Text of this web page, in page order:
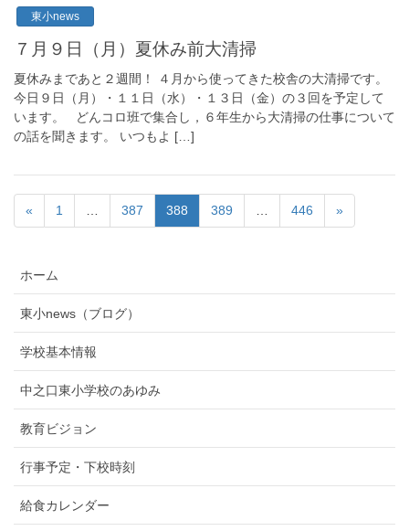
東小news
７月９日（月）夏休み前大清掃
夏休みまであと２週間！ ４月から使ってきた校舎の大清掃です。
今日９日（月）・１１日（水）・１３日（金）の３回を予定して
います。 どんコロ班で集合し，６年生から大清掃の仕事について
の話を聞きます。 いつもよ […]
« 1 387 388 389 446 »
ホーム
東小news（ブログ）
学校基本情報
中之口東小学校のあゆみ
教育ビジョン
行事予定・下校時刻
給食カレンダー